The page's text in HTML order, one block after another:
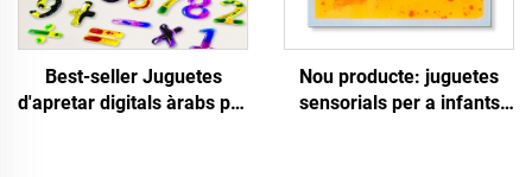
Best-seller Juguetes
d'apretar digitals àrabs per
Nou producte: juguetes
sensorials per a infants